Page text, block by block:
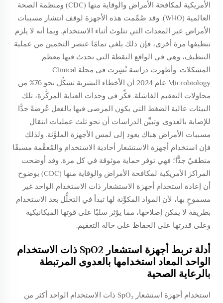
الأمريكية لمكافحة الأمراض والوقاية منها (CDC) ومنظمة الصحة
العالمية (WHO). وقد صُمِّمت هذه الأجهزة لوقف انتشار مسببات
الأمراض عبر المعدات التي تتلوث أثناء الاستخدام. وبما أنه لا يلزم
تنظيفها مرة أخرى، فإن ذلك يلغي تمامًا عنصر التخمين من عملية
التنظيف، وهي في الواقع النقطة التي تحدث فيها معظم
المشكلات. وأظهرت دراسة نُشِرت في مجلة Clinical
Microbiology عام 2024 أن الأخطاء البشرية تشكِّل نحو 76% من
محاولات التعقيم الفاشلة. فكِّر في وحدات العناية المركَّزة، تلك
البيئات عالية الضغط التي يكون المرضى فيها بالفعل عُرضةً جدًّا
للإصابة بالعدوى. وتبيِّن الدراسات أن نحو ثلث عمليات انتقال
مسببات الأمراض هناك يعود إلى لمس الأجهزة الملوَّثة. ولذلك
فإن استخدام أجهزة الاستشعار أحادية الاستخدام والمُعقَّمة مسبقًا
منطقيٌ جدًّا؛ فهي توفر حماية موثوقة في كل مرة. وقد أوضحت
المراكز الأمريكية لمكافحة الأمراض والوقاية منها (CDC) بوضوح
أن إعادة استخدام أجهزة الاستشعار ذات الاستخدام الواحد غير
مسموحٍ بها، لأن المواد المكوِّنة لها تبدأ في التحلُّل بعد الاستخدام
بطريقة لا يمكن إصلاحها، مما يؤثر سلبًا على قوتها الميكانيكية
وعلى قدرتها على الحفاظ على حالة التعقيم.
أدلة تربط أجهزة استشعار SpO2 ذات الاستخدام
الواحد المعاد استخدامها بالعدوى المرتبطة
بالرعاية الصحية
استخدام أجهزة استشعار SpO₂ ذات الاستخدام الواحد أكثر من